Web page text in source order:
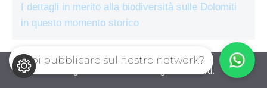
I dettagli in merito alla biodiversità sulle Dolomiti
in questo momento storico
ecologiae.com © 2026. All right reserverd.
Vuoi pubblicare sul nostro network?